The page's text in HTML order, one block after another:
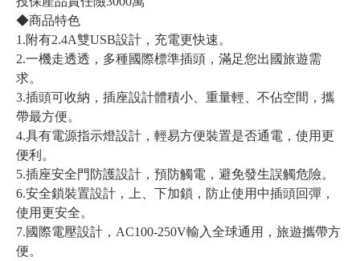
◆商品特色
1.附有2.4A雙USB設計，充電更快速。
2.一機走透透，多種國際標準插頭，滿足您出國旅遊需
求。
3.插頭可收納，插座設計體積小、重量輕、不佔空間，攜
帶最方便。
4.具有電源指示燈設計，輕易方便裝置是否通電，使用更
便利。
5.插座安全門防護設計，預防觸電，避免發生誤觸危險。
6.安全鎖裝置設計，上、下加鎖，防止使用中插頭回彈，
使用更安全。
7.國際電壓設計，AC100-250V輸入全球通用，旅遊攜帶方
便。